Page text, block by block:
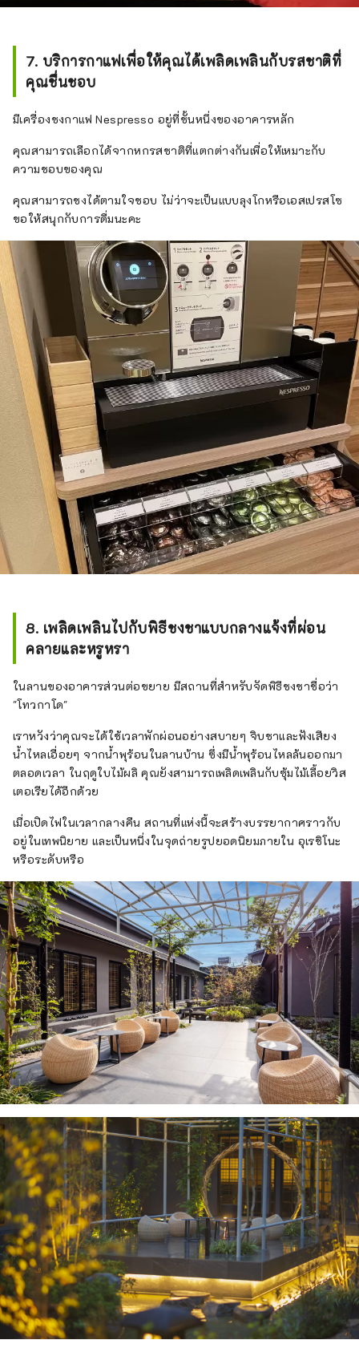
7. บริการกาแฟเพื่อให้คุณได้เพลิดเพลินกับรสชาติที่
คุณชื่นชอบ
มีเครื่องชงกาแฟ Nespresso อยู่ที่ชั้นหนึ่งของอาคารหลัก
คุณสามารถเลือกได้จากหกรสชาติที่แตกต่างกันเพื่อให้เหมาะกับ
ความชอบของคุณ
คุณสามารถชงได้ตามใจชอบ ไม่ว่าจะเป็นแบบลุงโกหรือเอสเปรสโซ
ขอให้สนุกกับการดื่มนะคะ
8. เพลิดเพลินไปกับพิธีชงชาแบบกลางแจ้งที่ผ่อน
คลายและหรูหรา
ในลานของอาคารส่วนต่อขยาย มีสถานที่สำหรับจัดพิธีชงชาชื่อว่า
"โทวกาโด"
เราหวังว่าคุณจะได้ใช้เวลาพักผ่อนอย่างสบายๆ จิบชาและฟังเสียง
น้ำไหลเอื่อยๆ จากน้ำพุร้อนในลานบ้าน ซึ่งมีน้ำพุร้อนไหลล้นออกมา
ตลอดเวลา ในฤดูใบไม้ผลิ คุณยังสามารถเพลิดเพลินกับซุ้มไม้เลื้อยวิส
เตอเรียได้อีกด้วย
เมื่อเปิดไฟในเวลากลางคืน สถานที่แห่งนี้จะสร้างบรรยากาศราวกับ
อยู่ในเทพนิยาย และเป็นหนึ่งในจุดถ่ายรูปยอดนิยมภายใน อุเรชิโนะ
หรือระดับหรือ